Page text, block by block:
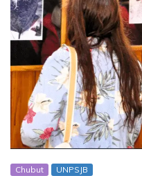
Chubut UNPSJB